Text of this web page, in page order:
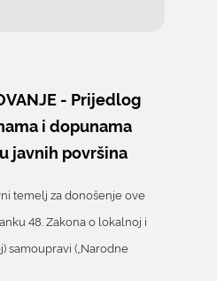
- Prijedlog
i dopunama
javnih površina
temelj za donošenje ove
48. Zakona o lokalnoj i
samoupravi („Narodne